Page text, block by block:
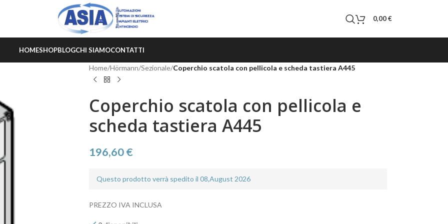
0,00€
HOMESHOPBLOGCHI SIAMOCONTATTI
Home/Hörmann/Sezionale/Coperchio scatola con pellicola e scheda tastiera A445
Coperchio scatola con pellicola e
scheda tastiera A445
196,60€
Questo prodotto verrà spedito il 08,August 2026
PREZZO IVA INCLUSA